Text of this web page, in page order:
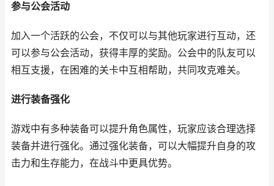
参与公会活动
加入一个活跃的公会，不仅可以与其他玩家进行互动，还
可以参与公会活动，获得丰厚的奖励。公会中的队友可以
相互支援，在困难的关卡中互相帮助，共同攻克难关。
进行装备强化
游戏中有多种装备可以提升角色属性，玩家应该合理选择
装备并进行强化。通过强化装备，可以大幅提升自身的攻
击力和生存能力，在战斗中更具优势。